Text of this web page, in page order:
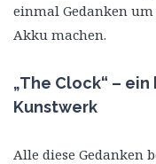
einmal Gedanken
Akku machen.
„The Clock“ –
Kunstwerk
Alle diese Gedanken